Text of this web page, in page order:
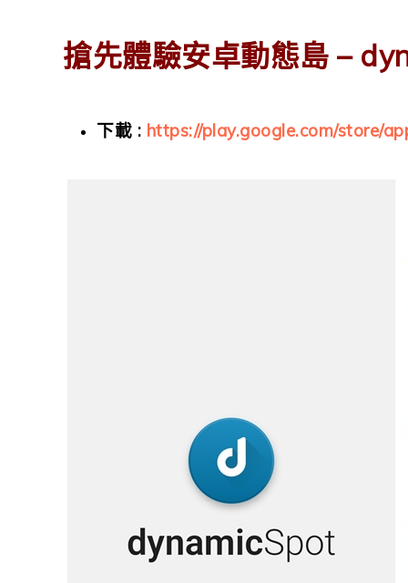
搶先體驗安卓動態島 –
下載 : https://play.google.com/store/